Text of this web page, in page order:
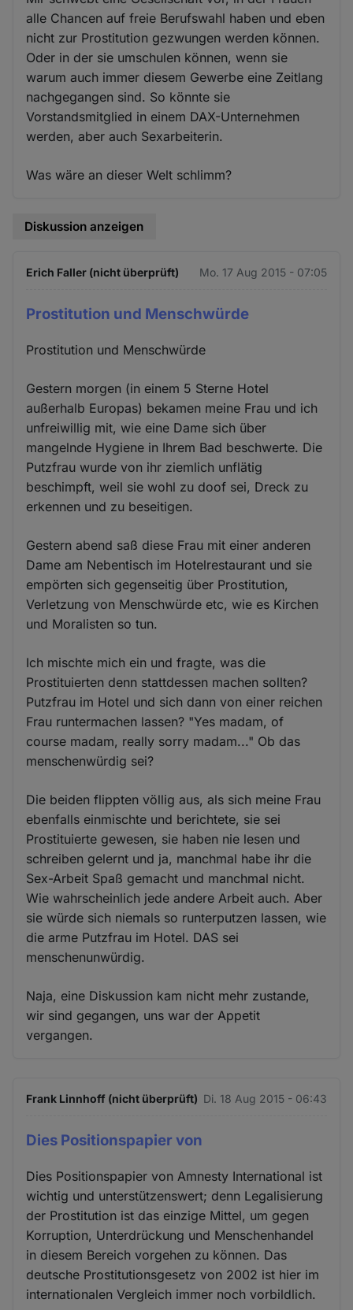
alle Chancen auf freie Berufswahl haben und eben
nicht zur Prostitution gezwungen werden können.
Oder in der sie umschulen können, wenn sie
warum auch immer diesem Gewerbe eine Zeitlang
nachgegangen sind. So könnte sie
Vorstandsmitglied in einem DAX-Unternehmen
werden, aber auch Sexarbeiterin.
Was wäre an dieser Welt schlimm?
Diskussion anzeigen
Erich Faller (nicht überprüft) Mo. 17 Aug 2015 - 07:05
Prostitution und Menschwürde
Prostitution und Menschwürde
Gestern morgen (in einem 5 Sterne Hotel
außerhalb Europas) bekamen meine Frau und ich
unfreiwillig mit, wie eine Dame sich über
mangelnde Hygiene in Ihrem Bad beschwerte. Die
Putzfrau wurde von ihr ziemlich unflätig
beschimpft, weil sie wohl zu doof sei, Dreck zu
erkennen und zu beseitigen.
Gestern abend saß diese Frau mit einer anderen
Dame am Nebentisch im Hotelrestaurant und sie
empörten sich gegenseitig über Prostitution,
Verletzung von Menschwürde etc, wie es Kirchen
und Moralisten so tun.
Ich mischte mich ein und fragte, was die
Prostituierten denn stattdessen machen sollten?
Putzfrau im Hotel und sich dann von einer reichen
Frau runtermachen lassen? "Yes madam, of
course madam, really sorry madam..." Ob das
menschenwürdig sei?
Die beiden flippten völlig aus, als sich meine Frau
ebenfalls einmischte und berichtete, sie sei
Prostituierte gewesen, sie haben nie lesen und
schreiben gelernt und ja, manchmal habe ihr die
Sex-Arbeit Spaß gemacht und manchmal nicht.
Wie wahrscheinlich jede andere Arbeit auch. Aber
sie würde sich niemals so runterputzen lassen, wie
die arme Putzfrau im Hotel. DAS sei
menschenunwürdig.
Naja, eine Diskussion kam nicht mehr zustande,
wir sind gegangen, uns war der Appetit
vergangen.
Frank Linnhoff (nicht überprüft) Di. 18 Aug 2015 - 06:43
Dies Positionspapier von
Dies Positionspapier von Amnesty International ist
wichtig und unterstützenswert; denn Legalisierung
der Prostitution ist das einzige Mittel, um gegen
Korruption, Unterdrückung und Menschenhandel
in diesem Bereich vorgehen zu können. Das
deutsche Prostitutionsgesetz von 2002 ist hier im
internationalen Vergleich immer noch vorbildlich.